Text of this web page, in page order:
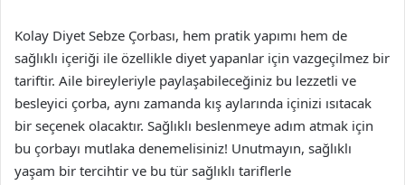
Kolay Diyet Sebze Çorbası, hem pratik yapımı hem de
sağlıklı içeriği ile özellikle diyet yapanlar için vazgeçilmez bir
tariftir. Aile bireyleriyle paylaşabileceğiniz bu lezzetli ve
besleyici çorba, aynı zamanda kış aylarında içinizi ısıtacak
bir seçenek olacaktır. Sağlıklı beslenmeye adım atmak için
bu çorbayı mutlaka denemelisiniz! Unutmayın, sağlıklı
yaşam bir tercihtir ve bu tür sağlıklı tariflerle